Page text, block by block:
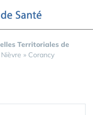
Territoriales de
Nièvre » Corancy